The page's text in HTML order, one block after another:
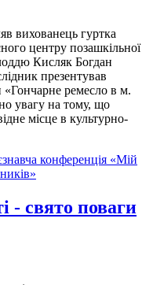
вихованець гуртка
центру позашкільної
Кисляк Богдан
презентував
«Гончарне ремесло в м.
увагу на тому, що
місце в культурно-
конференція «Мій
- свято поваги